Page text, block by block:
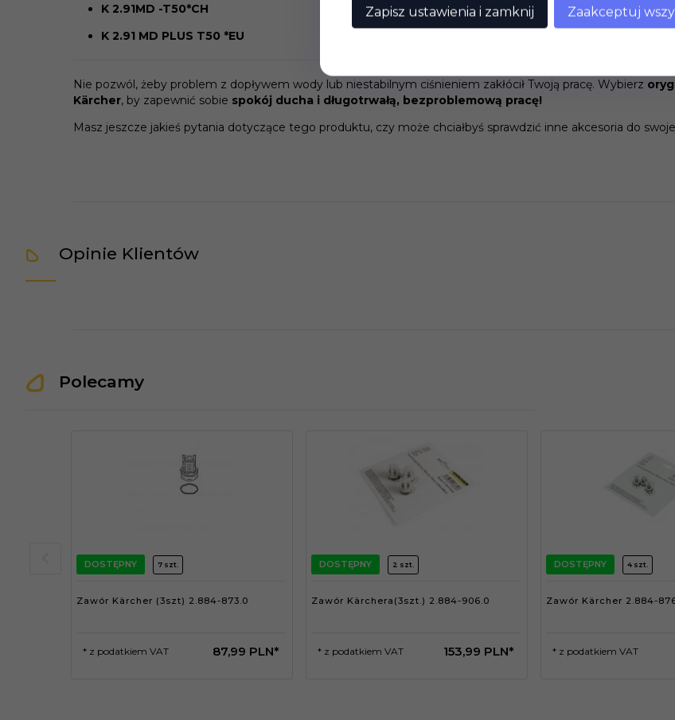
K 2.91MD -T50*CH
K 2.91 MD PLUS T50 *EU
Nie pozwól, żeby problem z dopływem wody lub niestabilnym ciśnieniem zakłócił Twoją pracę. Wybierz
Kärcher, by zapewnić sobie spokój ducha i długotrwałą, bezproblemową pracę!
Masz jeszcze jakieś pytania dotyczące tego produktu, czy może chciałbyś sprawdzić inne akcesoria do
Opinie Klientów
Polecamy
DOSTĘPNY 7 szt.
Zawór Kärcher (3szt) 2.884-873.0
87,99 PLN*
* z podatkiem VAT
DOSTĘPNY 2 szt.
Zawór Kärchera(3szt.) 2.884-906.0
153,99 PLN*
* z podatkiem VAT
DOSTĘPNY 4 szt.
Zawór Kärcher 2.884-
* z podatkiem VAT
Zapisz ustawienia i zamknij Zaakceptuj